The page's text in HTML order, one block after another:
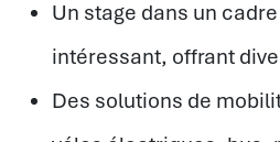
Un stage dans un
intéressant, offrant
Des solutions de